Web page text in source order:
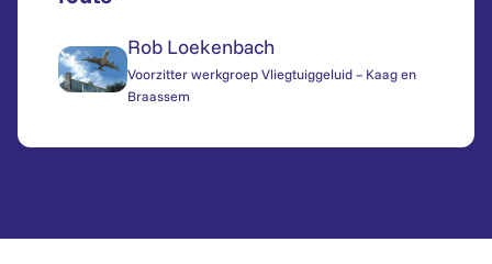
Rob Loekenbach
Voorzitter werkgroep Vliegtuiggeluid – Kaag en
Braassem